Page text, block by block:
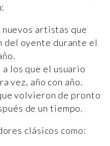
nuevos artistas que
del oyente durante el
los que el usuario
vez, año con año.
volvieron de pronto
de un tiempo.
clásicos como: